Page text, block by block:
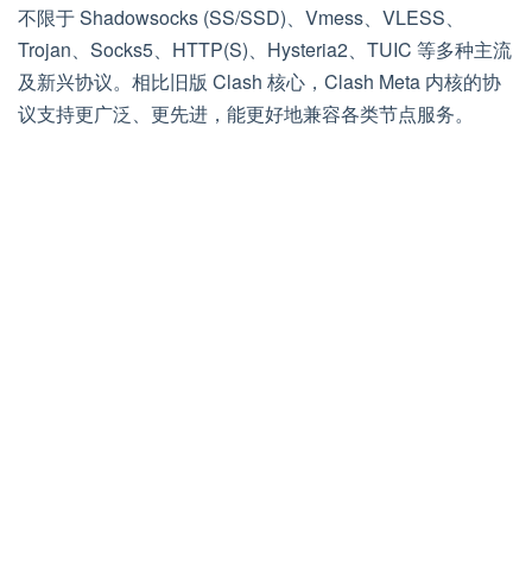
不限于 Shadowsocks (SS/SSD)、Vmess、VLESS、
Trojan、Socks5、HTTP(S)、Hysteria2、TUIC 等多种主流
及新兴协议。相比旧版 Clash 核心，Clash Meta 内核的协
议支持更广泛、更先进，能更好地兼容各类节点服务。